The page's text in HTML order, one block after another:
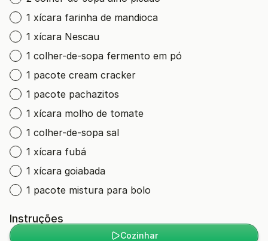
1 xícara farinha de mandioca
1 xícara Nescau
1 colher-de-sopa fermento em pó
1 pacote cream cracker
1 pacote pachazitos
1 xícara molho de tomate
1 colher-de-sopa sal
1 xícara fubá
1 xícara goiabada
1 pacote mistura para bolo
Instruções
Cozinhar